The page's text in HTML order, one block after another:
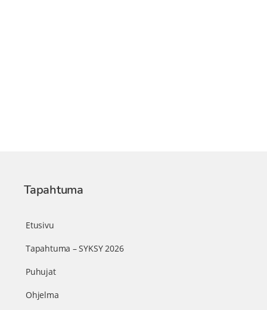
Tapahtuma
Etusivu
Tapahtuma – SYKSY 2026
Puhujat
Ohjelma